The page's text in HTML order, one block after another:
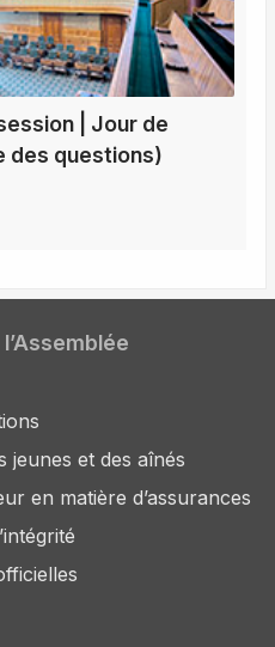
| Jour de
des questions)
jeunes et des aînés
en matière d’assurances